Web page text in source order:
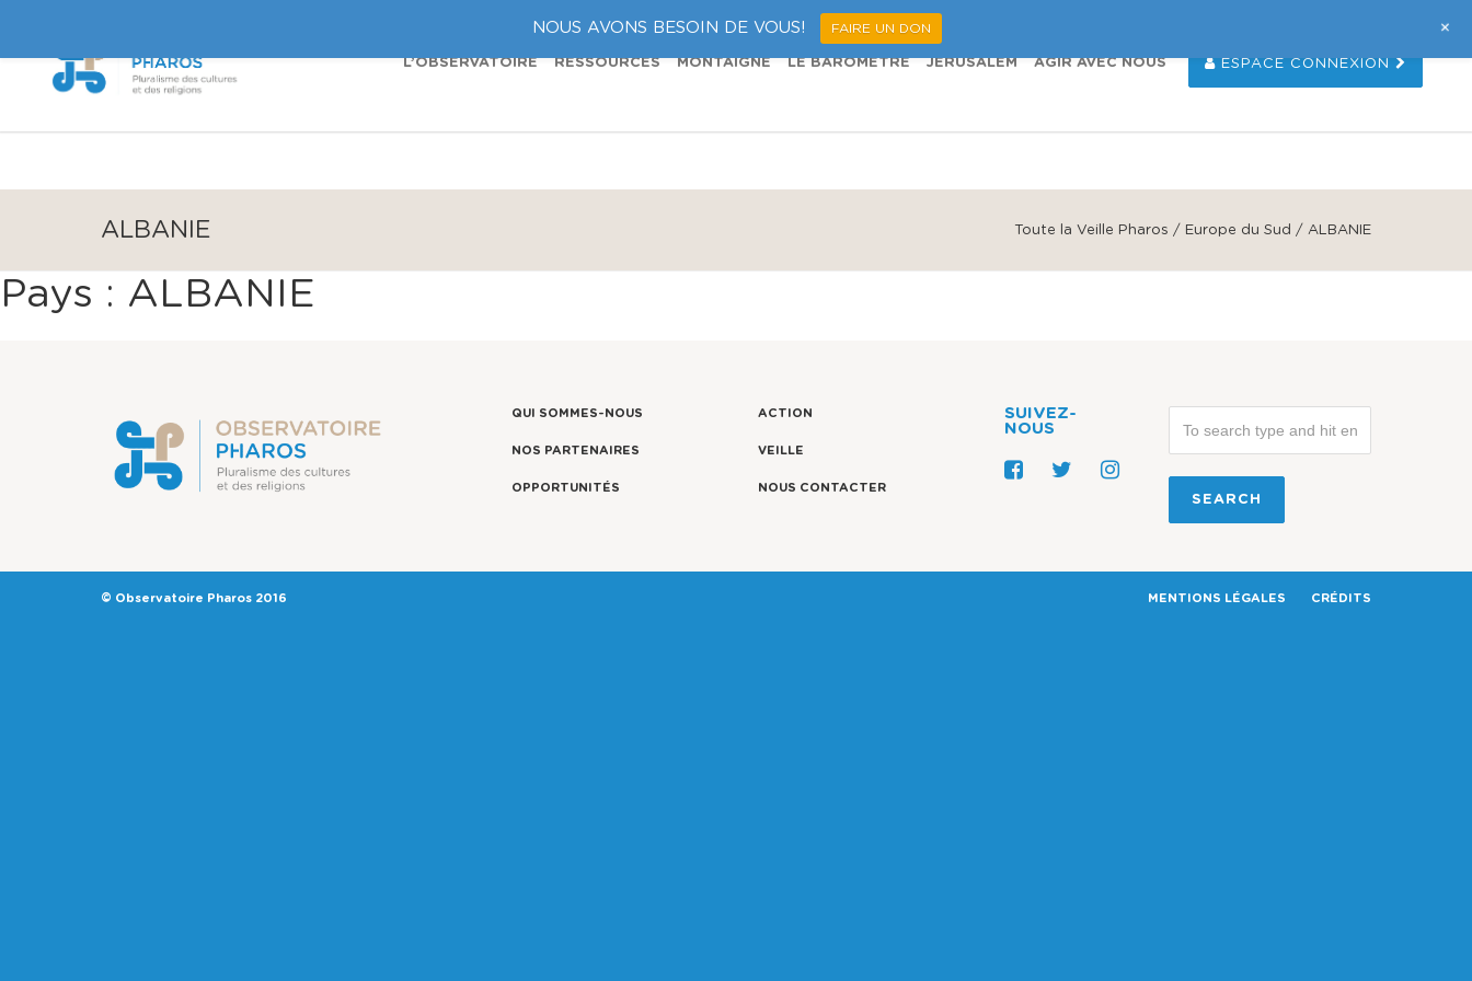
ESPACE CONNEXION
L’OBSERVATOIRE RESSOURCES MONTAIGNE LE BAROMÈTRE JÉRUSALEM AGIR AVEC NOUS
ALBANIE Toute la Veille Pharos / Europe du Sud / ALBANIE
Pays : ALBANIE
QUI SOMMES-NOUS
NOS PARTENAIRES
OPPORTUNITÉS
ACTION
VEILLE
NOUS CONTACTER
SUIVEZ-
NOUS
© Observatoire Pharos 2016 MENTIONS LÉGALES CRÉDITS
NOUS AVONS BESOIN DE VOUS! FAIRE UN DON +